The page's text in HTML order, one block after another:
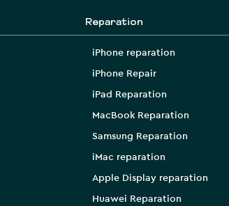
Reparation
iPhone reparation
iPhone Repair
iPad Reparation
MacBook Reparation
Samsung Reparation
iMac reparation
Apple Display reparation
Huawei Reparation